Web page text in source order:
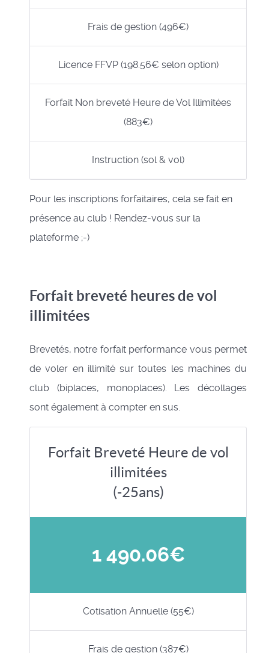
Frais de gestion (496€)
Licence FFVP (198.56€ selon option)
Forfait Non breveté Heure de Vol Illimitées
(883€)
Instruction (sol & vol)
Pour les inscriptions forfaitaires, cela se fait en
présence au club ! Rendez-vous sur la
plateforme ;-)
Forfait breveté heures de vol
illimitées
Brevetés, notre forfait performance vous permet
de voler en illimité sur toutes les machines du
club (biplaces, monoplaces). Les décollages
sont également à compter en sus.
Forfait Breveté Heure de vol
illimitées
(-25ans)
1 490.06€
Cotisation Annuelle (55€)
Frais de gestion (387€)